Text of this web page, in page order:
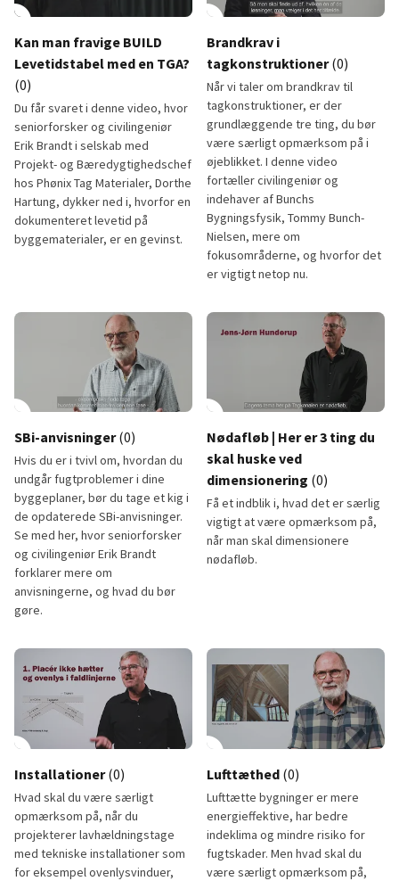
Kan man fravige BUILD
Levetidstabel med en TGA?
(0)
Du får svaret i denne video, hvor
seniorforsker og civilingeniør
Erik Brandt i selskab med
Projekt- og Bæredygtighedschef
hos Phønix Tag Materialer, Dorthe
Hartung, dykker ned i, hvorfor en
dokumenteret levetid på
byggematerialer, er en gevinst.
play_circleBrandkrav i
tagkonstruktioner (0)
Når vi taler om brandkrav til
tagkonstruktioner, er der
grundlæggende tre ting, du bør
være særligt opmærksom på i
øjeblikket. I denne video
fortæller civilingeniør og
indehaver af Bunchs
Bygningsfysik, Tommy Bunch-
Nielsen, mere om
fokusområderne, og hvorfor det
er vigtigt netop nu.
SBi-anvisninger (0)
Hvis du er i tvivl om, hvordan du
undgår fugtproblemer i dine
byggeplaner, bør du tage et kig i
de opdaterede SBi-anvisninger.
Se med her, hvor seniorforsker
og civilingeniør Erik Brandt
forklarer mere om
anvisningerne, og hvad du bør
gøre.
SBi-anvisninger
play_circle
1:01
Nødafløb | Her er 3 ting du
skal huske ved
dimensionering (0)
Få et indblik i, hvad det er særlig
vigtigt at være opmærksom på,
når man skal dimensionere
nødafløb.
Nødafløb
Installationer (0)
Hvad skal du være særligt
opmærksom på, når du
projekterer lavhældningstage
med tekniske installationer som
for eksempel ovenlysvinduer,
play_circle
1:37
Lufttæthed (0)
Lufttætte bygninger er mere
energieffektive, har bedre
indeklima og mindre risiko for
fugtskader. Men hvad skal du
være særligt opmærksom på,